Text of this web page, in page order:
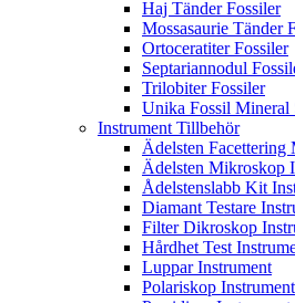
Haj Tänder Fossiler
Mossasaurie Tänder
Ortoceratiter Fossiler
Septariannodul
Trilobiter Fossiler
Unika Fossil Mineral
Instrument Tillbehör
Ädelsten Facettering
Ädelsten Mikroskop
Ådelstenslabb Kit
Diamant Testare
Filter Dikroskop
Hårdhet Test
Luppar Instrument
Polariskop Instrument